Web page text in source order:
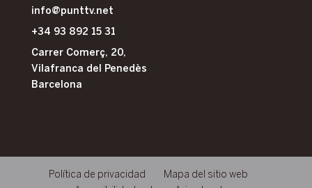
info@punttv.net
+34 93 892 15 31
Carrer Comerç, 20,
Vilafranca del Penedès
Barcelona
Política de privacidad
Mapa del sitio web